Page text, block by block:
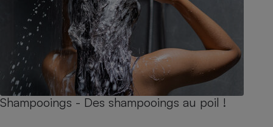
Shampooings - Des shampooings au poil !